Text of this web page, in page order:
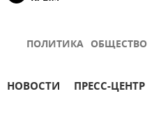
ПОЛИТИКА ОБЩЕСТВО
НОВОСТИ ПРЕСС-ЦЕНТР